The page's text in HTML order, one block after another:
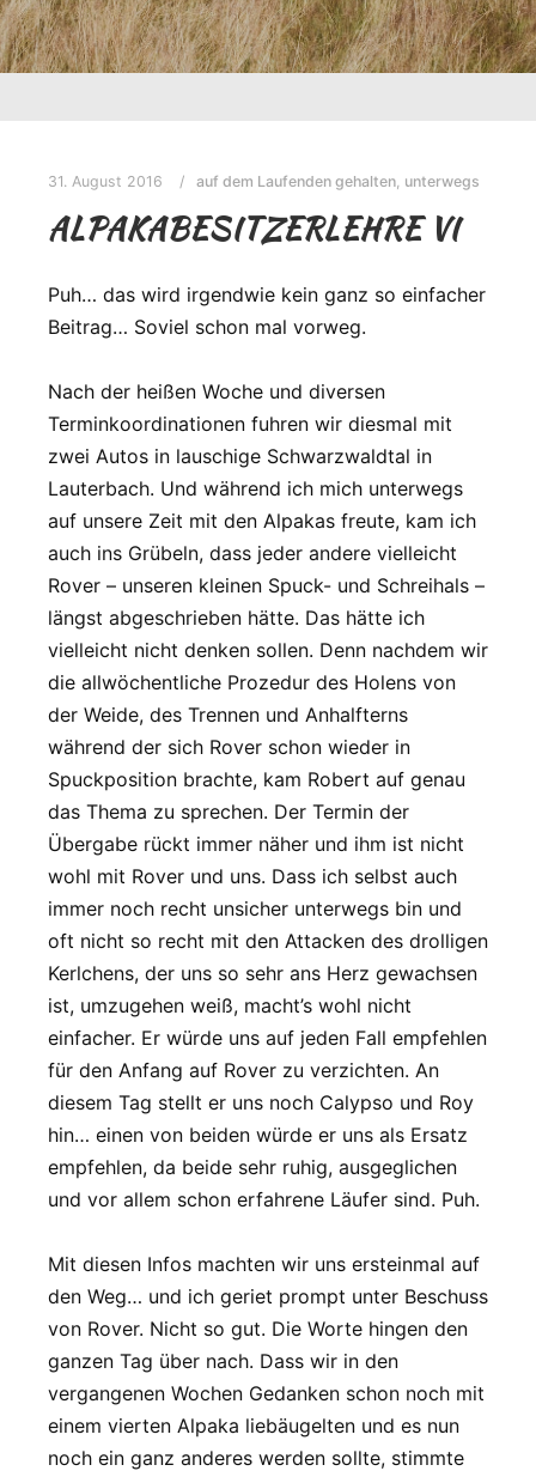
31. August 2016 auf dem Laufenden gehalten, unterwegs
ALPAKABESITZERLEHRE VI
Puh… das wird irgendwie kein ganz so einfacher
Beitrag… Soviel schon mal vorweg.
Nach der heißen Woche und diversen
Terminkoordinationen fuhren wir diesmal mit
zwei Autos in lauschige Schwarzwaldtal in
Lauterbach. Und während ich mich unterwegs
auf unsere Zeit mit den Alpakas freute, kam ich
auch ins Grübeln, dass jeder andere vielleicht
Rover – unseren kleinen Spuck- und Schreihals –
längst abgeschrieben hätte. Das hätte ich
vielleicht nicht denken sollen. Denn nachdem wir
die allwöchentliche Prozedur des Holens von
der Weide, des Trennen und Anhalfterns
während der sich Rover schon wieder in
Spuckposition brachte, kam Robert auf genau
das Thema zu sprechen. Der Termin der
Übergabe rückt immer näher und ihm ist nicht
wohl mit Rover und uns. Dass ich selbst auch
immer noch recht unsicher unterwegs bin und
oft nicht so recht mit den Attacken des drolligen
Kerlchens, der uns so sehr ans Herz gewachsen
ist, umzugehen weiß, macht’s wohl nicht
einfacher. Er würde uns auf jeden Fall empfehlen
für den Anfang auf Rover zu verzichten. An
diesem Tag stellt er uns noch Calypso und Roy
hin… einen von beiden würde er uns als Ersatz
empfehlen, da beide sehr ruhig, ausgeglichen
und vor allem schon erfahrene Läufer sind. Puh.
Mit diesen Infos machten wir uns ersteinmal auf
den Weg… und ich geriet prompt unter Beschuss
von Rover. Nicht so gut. Die Worte hingen den
ganzen Tag über nach. Dass wir in den
vergangenen Wochen Gedanken schon noch mit
einem vierten Alpaka liebäugelten und es nun
noch ein ganz anderes werden sollte, stimmte